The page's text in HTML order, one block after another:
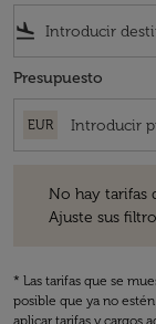
flight_land
Presupuesto
EUR
No hay tarifas
Ajuste sus
* Las tarifas que se
posible que ya no
aplicar tarifas y cargos